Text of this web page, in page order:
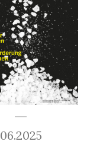
06.2025